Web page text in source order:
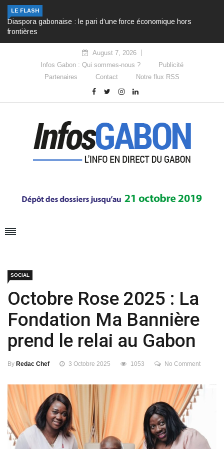
LE FLASH
Diaspora gabonaise : le pari d’une force économique hors
frontières
August 7, 2026
Infos Gabon : Qui sommes-nous ?
Publicité
Partenaires
Contact Notre flux RSS
SOCIAL
Octobre Rose 2025 : La
Fondation Ma Bannière
prend le relai au Gabon
By Redac Chef 3 Octobre 2025 1053 No Comment